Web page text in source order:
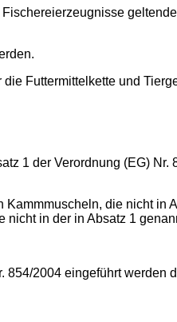
Futtermittelkette und
1 der Verordnung (EG) Nr.
die nicht in
in der in Absatz 1
854/2004 eingeführt werden